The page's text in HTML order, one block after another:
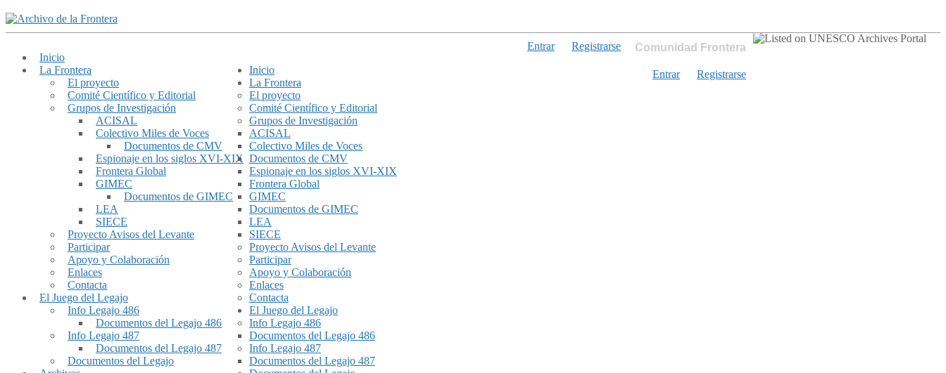
Comunidad Frontera
Entrar Registrarse
Inicio
La Frontera
El proyecto
Comité Científico y Editorial
Grupos de Investigación
ACISAL
Colectivo Miles de Voces
Documentos de CMV
Espionaje en los siglos XVI-XIX
Frontera Global
GIMEC
Documentos de GIMEC
LEA
SIECE
Proyecto Avisos del Levante
Participar
Apoyo y Colaboración
Enlaces
Contacta
El Juego del Legajo
Info Legajo 486
Documentos del Legajo 486
Info Legajo 487
Documentos del Legajo 487
Documentos del Legajo
Entrar
Registrarse
Inicio
La Frontera
El proyecto
Comité Científico y Editorial
Grupos de Investigación
ACISAL
Colectivo Miles de Voces
Documentos de CMV
Espionaje en los siglos XVI-XIX
Frontera Global
GIMEC
Documentos de GIMEC
LEA
SIECE
Proyecto Avisos del Levante
Participar
Apoyo y Colaboración
Enlaces
Contacta
El Juego del Legajo
Info Legajo 486
Documentos del Legajo 486
Info Legajo 487
Documentos del Legajo 487